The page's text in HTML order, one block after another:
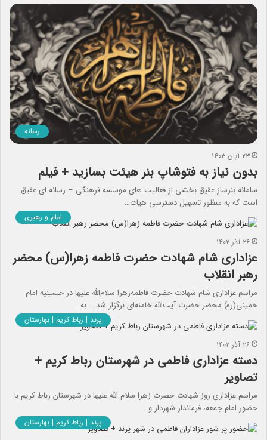
رسانه
۲۳ آبان ۱۴۰۳
بدون نیاز به فتوشاپ بنر هیئت بسازید + فیلم
سامانه بنرساز عقیق بخشی از فعالیت های موسسه فرهنگی – رسانه ای عقیق
است که به منظور تسهیل دسترسی هیات…
امام و رهبری
۲۶ آذر ۱۴۰۲
عزاداری شام شهادت حضرت فاطمه‌ زهرا(س) محضر
رهبر انقلاب
مراسم عزاداری شام شهادت حضرت فاطمه‌زهرا سلام‌الله‌ علیها در حسینیه امام
خمینی(ره) محضر حضرت آیت‌الله خامنه‌ای برگزار شد. به…
پرند | رباط کریم | بهارستان
۲۶ آذر ۱۴۰۲
دسته عزاداری فاطمی در شهرستان‌ رباط کریم +
تصاویر
مراسم عزاداری روز شهادت حضرت زهرا سلام الله علیها در شهرستان رباط کریم با
حضور امام جمعه، فرماندار شهردار و…
پرند | رباط کریم | بهارستان